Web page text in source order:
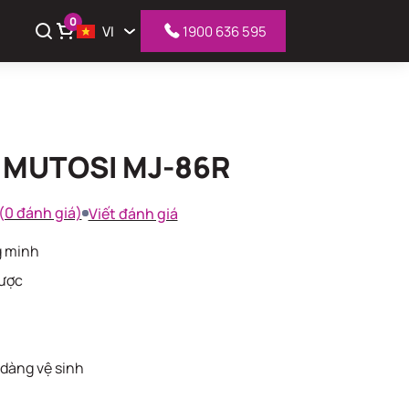
0
hàng
VI 1900 636 595
MJ-86R
(0 đánh giá) Viết đánh giá
minh
vệ sinh